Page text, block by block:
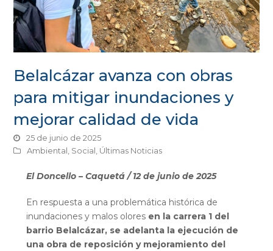
Belalcázar avanza con obras
para mitigar inundaciones y
mejorar calidad de vida
25 de junio de 2025
Ambiental, Social, Últimas Noticias
El Doncello – Caquetá / 12 de junio de 2025
En respuesta a una problemática histórica de
inundaciones y malos olores en la carrera 1 del
barrio Belalcázar, se adelanta la ejecución de
una obra de reposición y mejoramiento del